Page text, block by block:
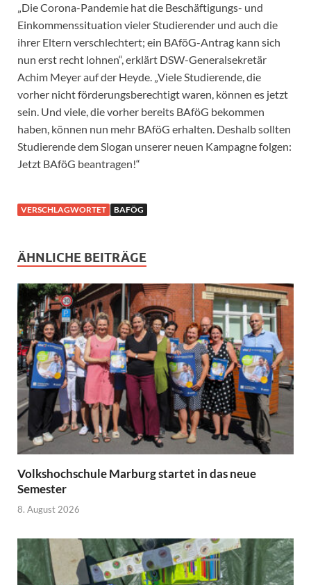
„Die Corona-Pandemie hat die Beschäftigungs- und
Einkommenssituation vieler Studierender und auch die
ihrer Eltern verschlechtert; ein BAföG-Antrag kann sich
nun erst recht lohnen“, erklärt DSW-Generalsekretär
Achim Meyer auf der Heyde. „Viele Studierende, die
vorher nicht förderungsberechtigt waren, können es jetzt
sein. Und viele, die vorher bereits BAföG bekommen
haben, können nun mehr BAföG erhalten. Deshalb sollten
Studierende dem Slogan unserer neuen Kampagne folgen:
Jetzt BAföG beantragen!“
VERSCHLAGWORTET BAFÖG
ÄHNLICHE BEITRÄGE
Volkshochschule Marburg startet in das neue
Semester
8. August 2026